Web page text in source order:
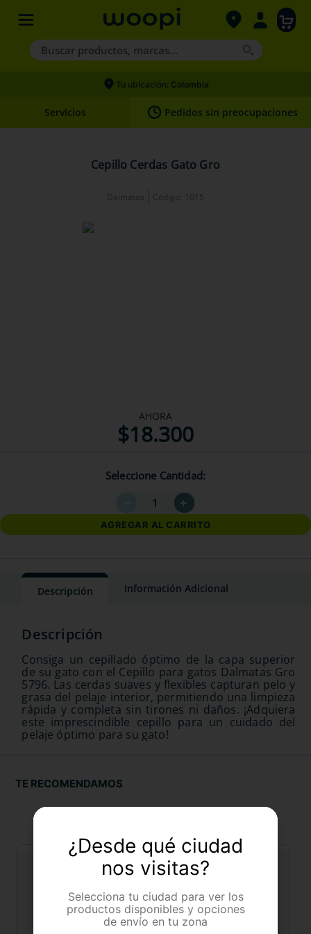
Buscar productos, marcas...
Términos más buscados
2.
hills
Tu ubicación: Colombia
Servicios Pedidos sin preocupaciones
Cepillo Cerdas Gato Gro
Dalmatas Código: 1015
AHORA
$18.300
Seleccione Cantidad
＋
AGREGAR AL CARRITO
Descripción Información Adicional
Consiga un cepillado óptimo de la capa superior
de su gato con el Cepillo para gatos Dalmatas Gro
5796. Las cerdas suaves y flexibles capturan pelo y
grasa del pelaje interior, permitiendo una limpieza
rápida y completa sin tirones ni daños. ¡Adquiera
este imprescindible cepillo para un cuidado del
pelaje óptimo para su gato!
TE RECOMENDAMOS
¿Desde qué ciudad
nos visitas?
Selecciona tu ciudad para ver los
productos disponibles y opciones
de envío en tu zona